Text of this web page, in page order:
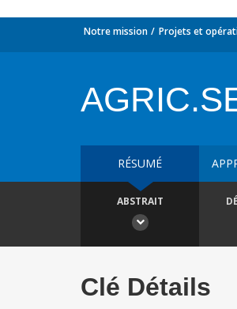
Notre mission Projets et
RÉSUMÉ
ABSTRAIT
Clé Détails